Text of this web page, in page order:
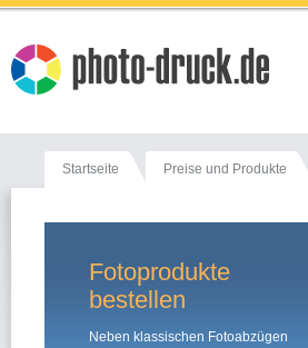
Startseite Preise und Produkte
Fotoprodukte
bestellen
Neben klassischen Fotoabzügen